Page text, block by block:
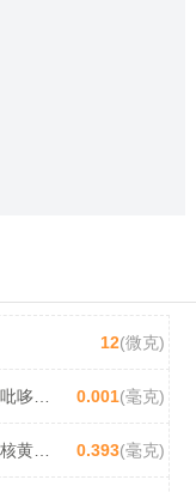
12(微克)
维生素B6(吡哆醇) 0.001(毫克)
维生素B2(核黄素) 0.393(毫克)